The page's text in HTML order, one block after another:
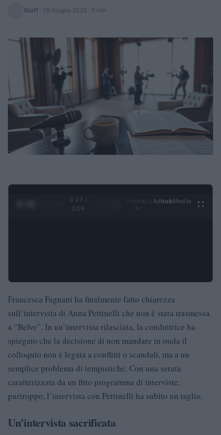
Staff · 29 Giugno 2025 · 3 min
0:28 /
3:09
Ad hubMedia
Francesca Fagnani ha finalmente fatto chiarezza
sull’intervista di Anna Pettinelli che non è stata trasmessa
a “Belve”. In un’intervista rilasciata, la conduttrice ha
spiegato che la decisione di non mandare in onda il
colloquio non è legata a conflitti o scandali, ma a un
semplice problema di tempistiche. Con una serata
caratterizzata da un fitto programma di interviste,
purtroppo, l’intervista con Pettinelli ha subito un taglio.
Un’intervista sacrificata